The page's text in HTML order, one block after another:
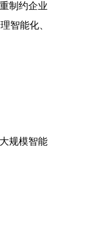
制约企业
智能化、
规模智能